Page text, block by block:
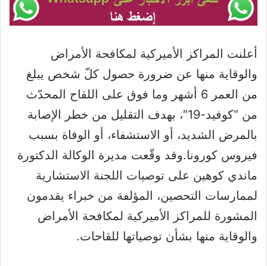
أعلنت المراكز الأميركية لمكافحة الأمراض
والوقاية منها عن ضرورة حصول كلّ شخص يبلغ
من العمر 6 أشهر وما فوق على اللقاح المحدّث
من “كوفيد-19″، بهدف التقليل من خطر الإصابة
بالمرض الشديد، أو الاستشفاء، أو الوفاة بسبب
فيروس كورونا.وقد وقّعت مديرة الوكالة الدكتورة
ماندي كوهين على توصيات اللجنة الاستشارية
لممارسات التحصين، المؤلفة من خبراء يقدمون
المشورة للمراكز الأميركية لمكافحة الأمراض
والوقاية منها بشأن توصياتها للقاحات.